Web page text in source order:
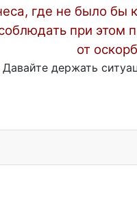
где не было
при
от
Давайте держать